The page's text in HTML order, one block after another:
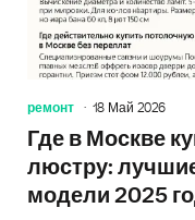
ремонт 18 Май 2026
Где в Москве
люстру:
модели 2025